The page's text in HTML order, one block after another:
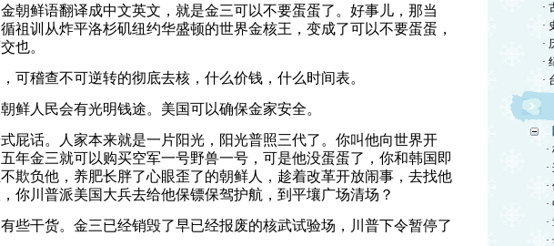
朝鲜语翻译成中文英文，就是金三可以不要蛋蛋了。好事儿，那当
祖训从炸平洛杉矶纽约华盛顿的世界金核王，变成了可以不要蛋蛋，
也。
可稽查不可逆转的彻底去核，什么价钱，什么时间表。
鲜人民会有光明钱途。美国可以确保金家安全。
屁话。人家本来就是一片阳光，阳光普照三代了。你叫他向世界开
年金三就可以购买空军一号野兽一号，可是他没蛋蛋了，你和韩国即
欺负他，养肥长胖了心眼歪了的朝鲜人，趁着改革开放闹事，去找他
你川普派美国大兵去给他保镖保驾护航，到平壤广场清场？
些干货。金三已经销毁了早已经报废的核武试验场，川普下令暂停了
·
·
·
·
·